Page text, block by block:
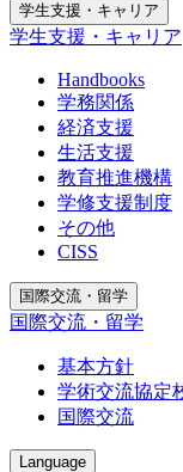
学生支援・キャリア
学生支援・キャリア
Handbooks
学務関係
経済支援
生活支援
教育推進機構
学修支援制度
その他
CISS
国際交流・留学
国際交流・留学
基本方針
学術交流協定
国際交流
Language